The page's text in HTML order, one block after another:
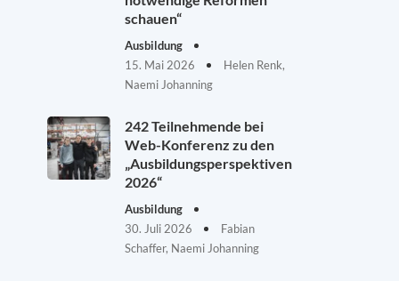
schauen“
Ausbildung
15. Mai 2026
Helen Renk,
Naemi Johanning
242 Teilnehmende bei
Web-Konferenz zu den
„Ausbildungsperspektiven
2026“
Ausbildung
30. Juli 2026
Fabian
Schaffer, Naemi Johanning